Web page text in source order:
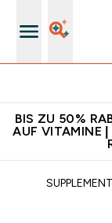
BIS ZU 50%
AUF VITAMINE